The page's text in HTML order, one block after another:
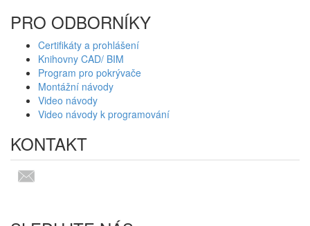
PRO ODBORNÍKY
Certifikáty a prohlášení
Knihovny CAD/ BIM
Program pro pokrývače
Montážní návody
Video návody
Video návody k programování
KONTAKT